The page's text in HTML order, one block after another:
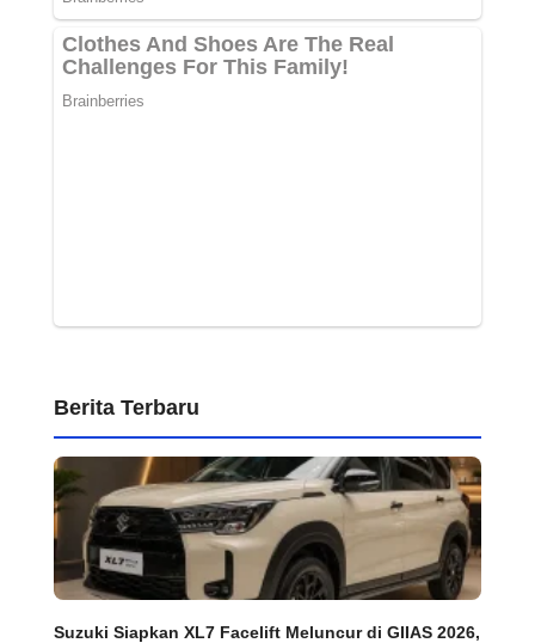
Berita Terbaru
Suzuki Siapkan XL7 Facelift Meluncur di GIIAS 2026,